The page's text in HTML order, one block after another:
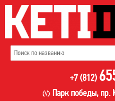
+7 (812)
Парк победы, пр.